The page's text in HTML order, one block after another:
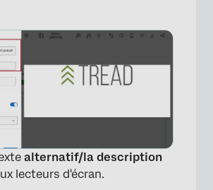
alternatif/la description
lecteurs d'écran.